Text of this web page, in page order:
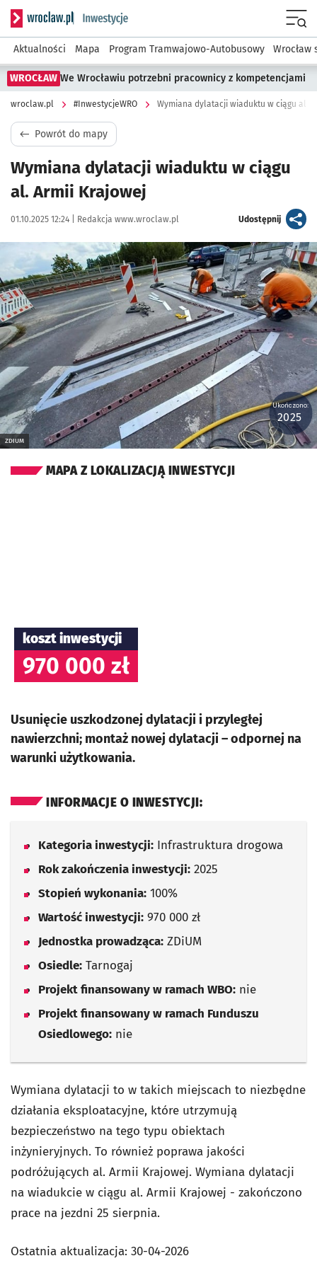
Serwis informacyjny wroclaw.pl podserwis:
Aktualności Mapa Program Tramwajowo-Autobusowy Wrocław
WROCŁAW We Wrocławiu potrzebni pracownicy z kompetencjami
wroclaw.pl #InwestycjeWRO Wymiana dylatacji wiaduktu w ciągu al.
Powrót do mapy
Wymiana dylatacji wiaduktu w ciągu
al. Armii Krajowej
Data publikacji:
01.10.2025 12:24 | Autor:
Redakcja www.wroclaw.pl Udostępnijartykuł
Kliknij, aby powiększyć
ZDIUM
Ukończono:
2025
MAPA Z LOKALIZACJĄ INWESTYCJI
koszt inwestycji
970 000 zł
Usunięcie uszkodzonej dylatacji i przyległej
nawierzchni; montaż nowej dylatacji – odpornej na
warunki użytkowania.
INFORMACJE O INWESTYCJI:
Kategoria inwestycji: Infrastruktura drogowa
Rok zakończenia inwestycji: 2025
Stopień wykonania: 100%
Wartość inwestycji: 970 000 zł
Jednostka prowadząca: ZDiUM
Osiedle: Tarnogaj
Projekt finansowany w ramach WBO: nie
Projekt finansowany w ramach Funduszu
Osiedlowego: nie
Wymiana dylatacji to w takich miejscach to niezbędne
działania eksploatacyjne, które utrzymują
bezpieczeństwo na tego typu obiektach
inżynieryjnych. To również poprawa jakości
podróżujących al. Armii Krajowej. Wymiana dylatacji
na wiadukcie w ciągu al. Armii Krajowej - zakończono
prace na jezdni 25 sierpnia.
Ostatnia aktualizacja: 30-04-2026